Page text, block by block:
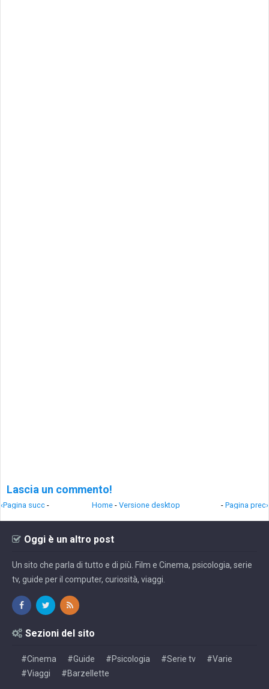
Lascia un commento!
‹Pagina succ - - Pagina prec›
Home - Versione desktop
Oggi è un altro post
Un sito che parla di tutto e di più. Film e Cinema, psicologia, serie
tv, guide per il computer, curiosità, viaggi.
Sezioni del sito
#Cinema #Guide #Psicologia #Serie tv
#Varie
#Viaggi
#Barzellette